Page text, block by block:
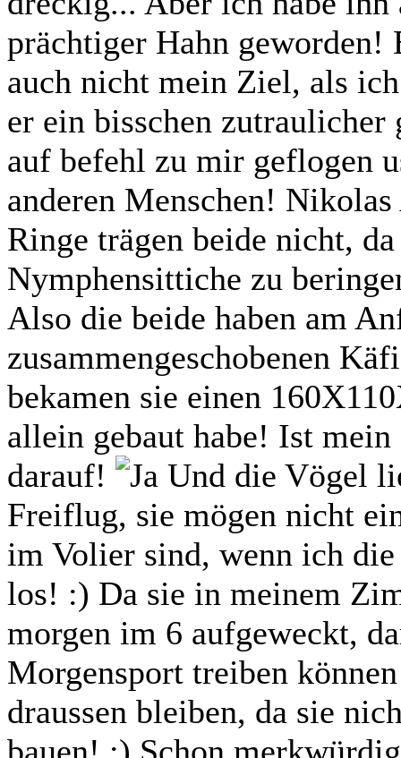
prächtiger Hahn geworden!
auch nicht mein Ziel, als
er ein bisschen
auf befehl zu mir geflogen
anderen Menschen!
Ringe trägen beide nicht,
Nymphensittiche zu
Also die beide haben am
zusammengeschobenen
bekamen sie einen
allein gebaut habe! Ist
darauf!
Und die Vögel
Freiflug, sie mögen nicht
im Volier sind, wenn ich
los! :) Da sie in meinem
morgen im 6 aufgeweckt,
Morgensport treiben
draussen bleiben, da sie
bauen! :) Schon